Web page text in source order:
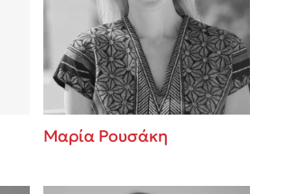
Μαρία Ρουσάκη